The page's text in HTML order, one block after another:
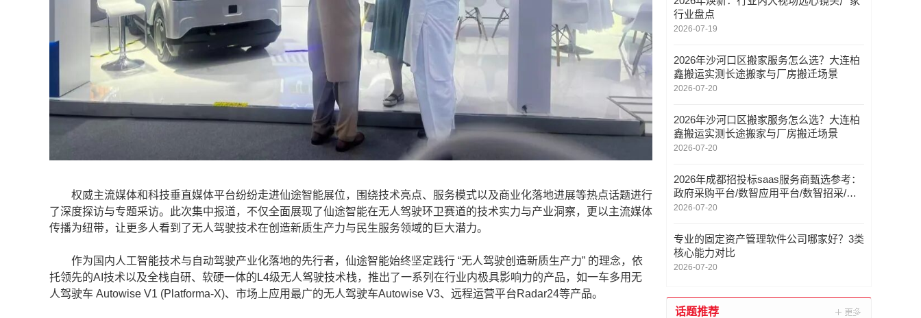
权威主流媒体和科技垂直媒体平台纷纷走进仙途智能展位，围绕技术亮点、服务模式以及商业化落地进展等热点话题进行
了深度探访与专题采访。此次集中报道，不仅全面展现了仙途智能在无人驾驶环卫赛道的技术实力与产业洞察，更以主流媒体
传播为纽带，让更多人看到了无人驾驶技术在创造新质生产力与民生服务领域的巨大潜力。
作为国内人工智能技术与自动驾驶产业化落地的先行者，仙途智能始终坚定践行 “无人驾驶创造新质生产力” 的理念，依
托领先的AI技术以及全栈自研、软硬一体的L4级无人驾驶技术栈，推出了一系列在行业内极具影响力的产品，如一车多用无
人驾驶车 Autowise V1 (Platforma-X)、市场上应用最广的无人驾驶车Autowise V3、远程运营平台Radar24等产品。
行业盘点
2026-07-19
2026年沙河口区搬家服务怎么选？大连柏
鑫搬运实测长途搬家与厂房搬迁场景
2026-07-20
2026年沙河口区搬家服务怎么选？大连柏
鑫搬运实测长途搬家与厂房搬迁场景
2026-07-20
2026年成都招投标saas服务商甄选参考：
政府采购平台/数智应用平台/数智招采/智
能招投标平台/功能
2026-07-20
专业的固定资产管理软件公司哪家好？3类
核心能力对比
2026-07-20
话题推荐